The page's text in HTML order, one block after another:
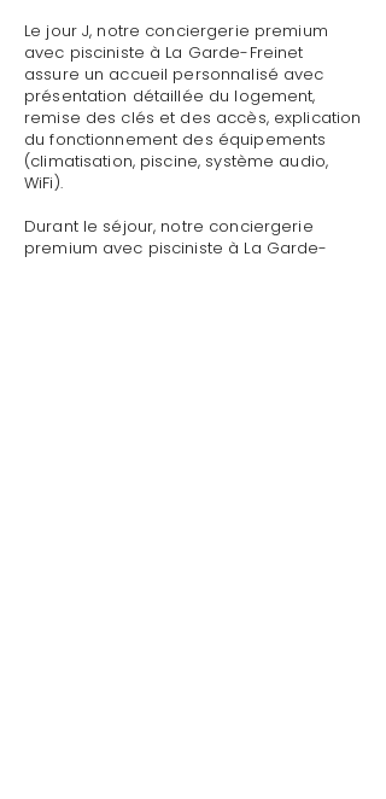
Le jour J, notre conciergerie premium
avec pisciniste à La Garde-Freinet
assure un accueil personnalisé avec
présentation détaillée du logement,
remise des clés et des accès, explication
du fonctionnement des équipements
(climatisation, piscine, système audio,
WiFi).
Durant le séjour, notre conciergerie
premium avec pisciniste à La Garde-